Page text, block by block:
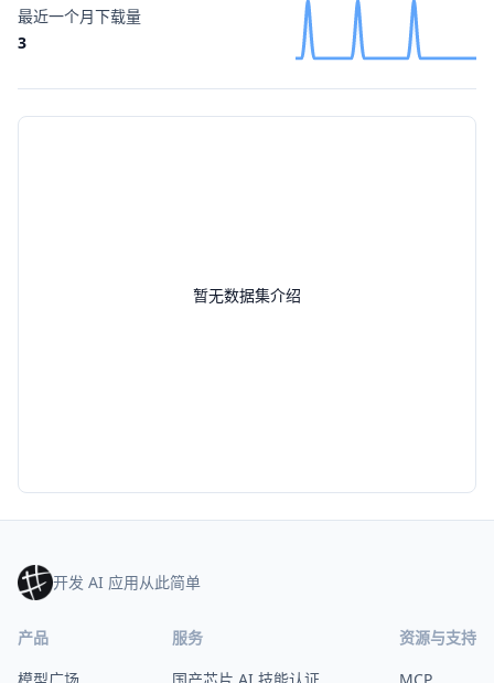
暂无数据集介绍
最近一个月下载量
3
开发 AI 应用从此简单
产品
服务
资源与支持